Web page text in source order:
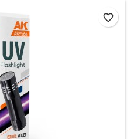
favorite_border